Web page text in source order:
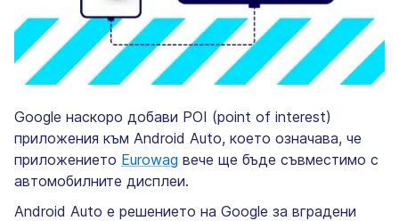
Google наскоро добави POI (point of interest)
приложения към Android Auto, което означава, че
приложението Eurowag вече ще бъде съвместимо с
автомобилните дисплеи.
Android Auto е решението на Google за вградени